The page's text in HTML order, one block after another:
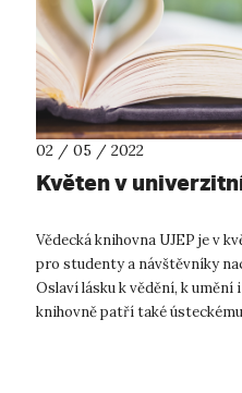
02 / 05 / 2022
Květen v
Vědecká knihovna UJEP je v
pro studenty a návštěvníky
Oslaví lásku k vědění, k
knihovně patří také